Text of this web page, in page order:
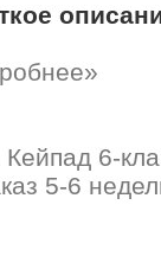
Кейпад 6-